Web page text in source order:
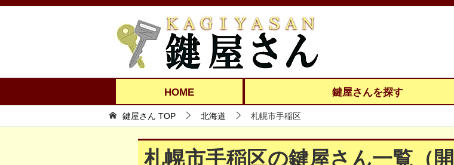
HOME 鍵屋さんを探す
鍵屋さん TOP 北海道 札幌市手稲区
札幌市手稲区の鍵屋さん一覧（